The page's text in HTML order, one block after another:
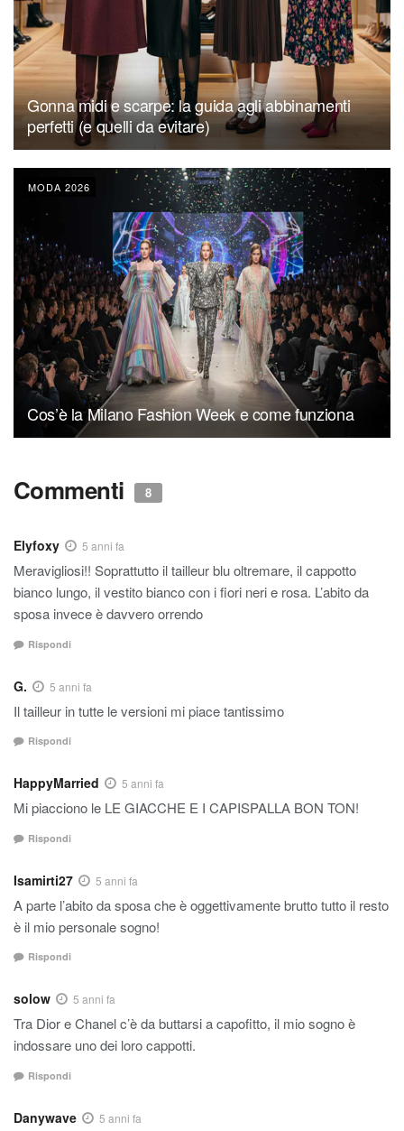
Gonna midi e scarpe: la guida agli abbinamenti
perfetti (e quelli da evitare)
MODA 2026
Cos’è la Milano Fashion Week e come funziona
Commenti 8
Elyfoxy 5 anni fa
Meravigliosi!! Soprattutto il tailleur blu oltremare, il cappotto
bianco lungo, il vestito bianco con i fiori neri e rosa. L’abito da
sposa invece è davvero orrendo
Rispondi
G. 5 anni fa
Il tailleur in tutte le versioni mi piace tantissimo
Rispondi
HappyMarried 5 anni fa
Mi piacciono le LE GIACCHE E I CAPISPALLA BON TON!
Rispondi
Isamirti27 5 anni fa
A parte l’abito da sposa che è oggettivamente brutto tutto il resto
è il mio personale sogno!
Rispondi
solow 5 anni fa
Tra Dior e Chanel c’è da buttarsi a capofitto, il mio sogno è
indossare uno dei loro cappotti.
Rispondi
Danywave 5 anni fa